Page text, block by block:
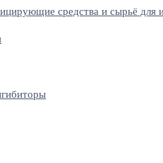
средства и сырьё для